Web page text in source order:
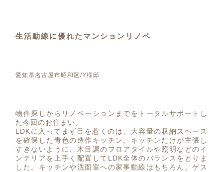
生活動線に優れたマンションリノベ
愛知県名古屋市昭和区/Y様邸
物件探しからリノベーションまでをトータルサポートし
た今回のお住まい。
LDKに入ってまず目を惹くのは、大容量の収納スペース
を確保した青色の造作キッチン。キッチンだけが主張し
すぎないように、木目調のフロアタイルや照明などのイ
ンテリアを上手く配置してLDK全体のバランスをとりま
した。キッチンや洗面室への家事動線はもちろん、ゲス